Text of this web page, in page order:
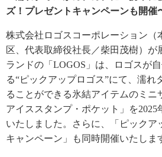
ズ！プレゼントキャンペーンも開催
株式会社ロゴスコーポレーション（
区、代表取締役社長／柴田茂樹）が
ランドの「LOGOS」は、ロゴスが
る“ピックアップロゴス”にて、濡れ
ることができる氷結アイテムのミニ
アイススタンプ・ポケット」を2025
いたしました。さらに、「ピックア
キャンペーン」も同時開催いたしま